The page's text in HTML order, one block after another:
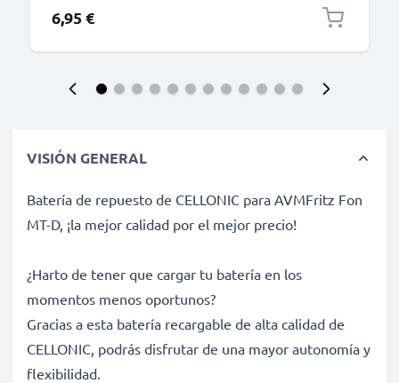
6,95 €
VISIÓN GENERAL
Batería de repuesto de CELLONIC para AVMFritz Fon
MT-D, ¡la mejor calidad por el mejor precio!
¿Harto de tener que cargar tu batería en los
momentos menos oportunos?
Gracias a esta batería recargable de alta calidad de
CELLONIC, podrás disfrutar de una mayor autonomía y
flexibilidad.